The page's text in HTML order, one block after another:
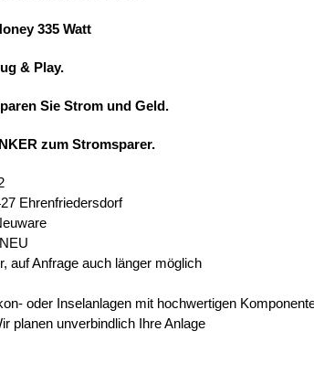
335 Watt
& Play.
Sie Strom und Geld.
zum Stromsparer.
Ehrenfriedersdorf
auf Anfrage auch länger möglich
oder Inselanlagen mit hochwertigen
planen unverbindlich Ihre Anlage